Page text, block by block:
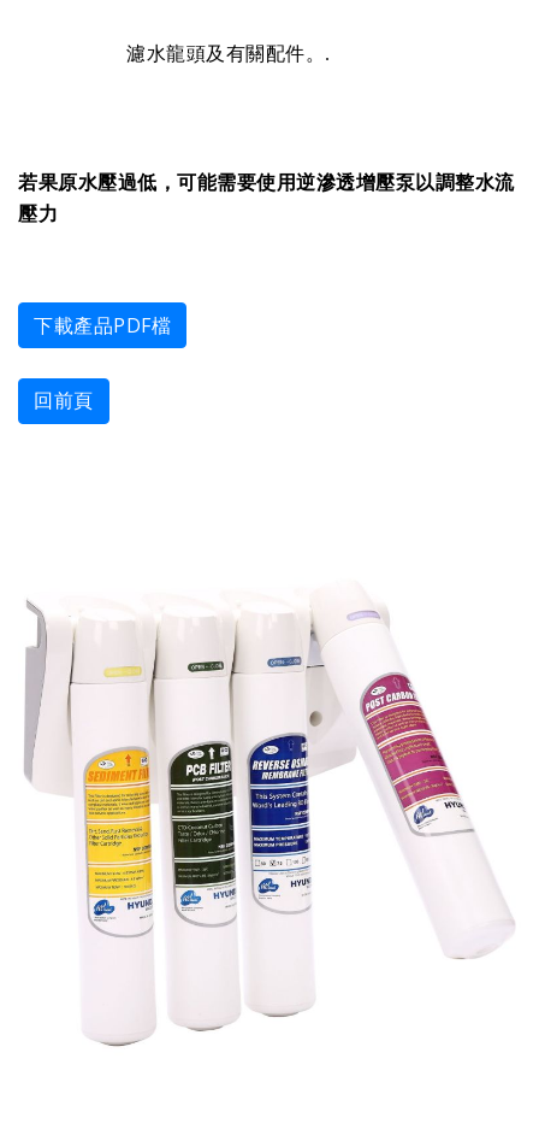
濾水龍頭及有關配件。.
若果原水壓過低，可能需要使用逆滲透增壓泵以調整水流
壓力
下載產品PDF檔
回前頁